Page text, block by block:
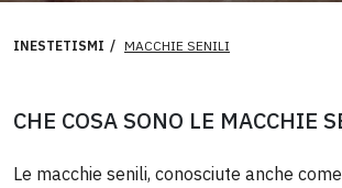
INESTETISMI MACCHIE SENILI
CHE COSA SONO LE MACCHIE
Le macchie senili, conosciute anche